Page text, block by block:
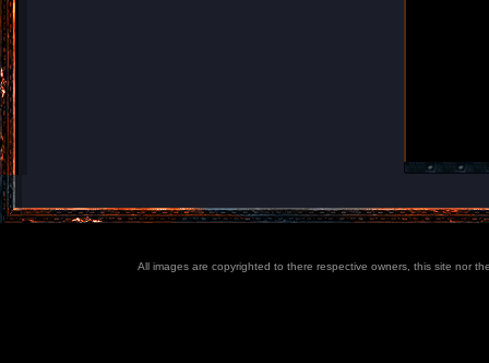
All images are copyrighted to there respective owners, this site nor